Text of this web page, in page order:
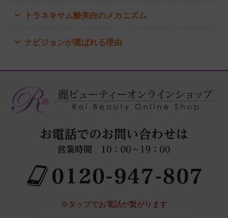
トラネキサム酸美白のメカニズム
ナビジョンが選ばれる理由
※タップでお電話が繋がります